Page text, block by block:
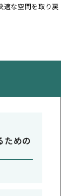
適な空間を取り戻
ための